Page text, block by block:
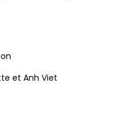
et Anh Viet